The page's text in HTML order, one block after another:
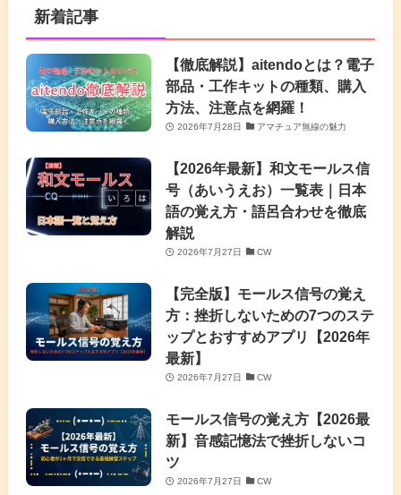
新着記事
【徹底解説】aitendoとは？電子
部品・工作キットの種類、購入
方法、注意点を網羅！
2026年7月28日 アマチュア無線の魅力
【2026年最新】和文モールス信
号（あいうえお）一覧表｜日本
語の覚え方・語呂合わせを徹底
解説
2026年7月27日 CW
【完全版】モールス信号の覚え
方：挫折しないための7つのステ
ップとおすすめアプリ【2026年
最新】
2026年7月27日 CW
モールス信号の覚え方【2026最
新】音感記憶法で挫折しないコ
ツ
2026年7月27日 CW